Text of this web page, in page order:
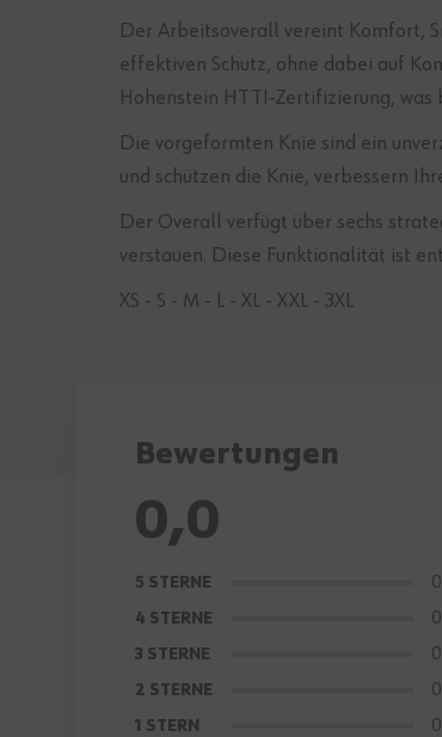
Der Arbeitsoverall vereint Komfort,
effektiven Schutz, ohne dabei auf
Hohenstein HTTI-Zertifizierung,
Die vorgeformten Knie sind ein
und schützen die Knie, verbessern
Der Overall verfügt über sechs
verstauen. Diese Funktionalität ist
XS - S - M - L - XL - XXL - 3XL
Bewertungen
0,0
5 STERNE 0
4 STERNE 0
3 STERNE 0
2 STERNE 0
1 STERN 0